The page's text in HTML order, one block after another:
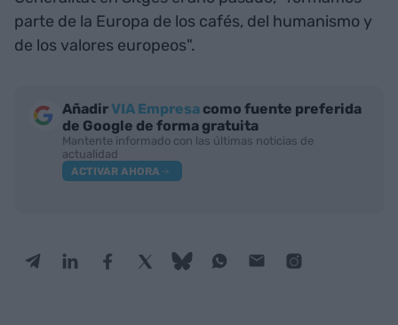
parte de la Europa de los cafés, del humanismo y
de los valores europeos".
AñadirVIA Empresa como fuente preferida
de Google de forma gratuita
Mantente informado con las últimas noticias de
actualidad
ACTIVAR AHORA